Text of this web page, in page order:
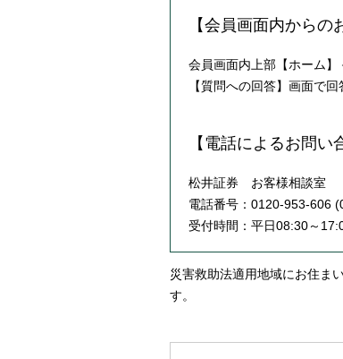
【会員画面内からの
会員画面内上部【ホーム】
【質問への回答】画面で回
【電話によるお問い
松井証券 お客様相談室
電話番号：0120-953-606
受付時間：平日08:30～
災害救助法適用地域にお住ま
す。